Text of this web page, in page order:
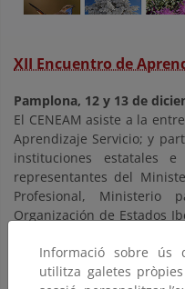
XII Encuentro de
Pamplona, 12 y 13 de
El CENEAM asiste a la
Aprendizaje Servicio; y
instituciones estatales
representantes del
Profesional, Ministerio
Organización de Estados
sobre la pertinencia,
servicio en el momento
Informació sobre ús
utilitza galetes